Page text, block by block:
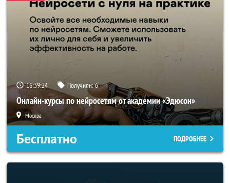
16:39:21 Получили:6
Онлайн-курсы по нейросетям от академии «Эдюсон»
Москва
Бесплатно ПОДРОБНЕЕ